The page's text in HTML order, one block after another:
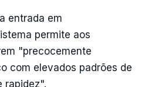
entrada em
permite aos
"precocemente
com elevados padrões de
rapidez".